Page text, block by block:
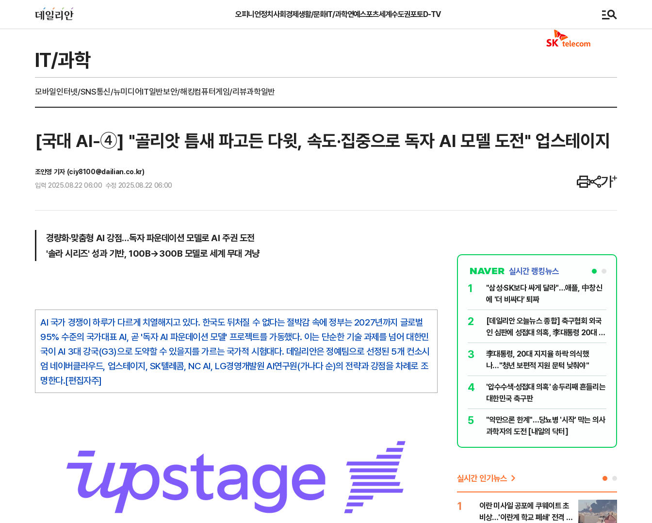
오피니언정치사회경제생활/문화IT/과학연예스포츠세계수도권포토D-TV
IT/과학
모바일인터넷/SNS통신/뉴미디어IT일반보안/해킹컴퓨터게임/리뷰과학일반
[국대 AI-④] "골리앗 틈새 파고든 다윗, 속도·집중으로 독자 AI 모델 도전" 업스테이지
조인영 기자 (ciy8100@dailian.co.kr)
입력 2025.08.22 06:00 수정 2025.08.22 06:00
경량화·맞춤형 AI 강점…독자 파운데이션 모델로 AI 주권 도전
'솔라 시리즈' 성과 기반, 100B→300B 모델로 세계 무대 겨냥
AI 국가 경쟁이 하루가 다르게 치열해지고 있다. 한국도 뒤처질 수 없다는 절박감 속에 정부는 2027년까지 글로벌
95% 수준의 국가대표 AI, 곧 '독자 AI 파운데이션 모델' 프로젝트를 가동했다. 이는 단순한 기술 과제를 넘어 대한민
국이 AI 3대 강국(G3)으로 도약할 수 있을지를 가르는 국가적 시험대다. 데일리안은 정예팀으로 선정된 5개 컨소시
엄 네이버클라우드, 업스테이지, SK텔레콤, NC AI, LG경영개발원 AI연구원(가나다 순)의 전략과 강점을 차례로 조
명한다.[편집자주]
실시간 랭킹뉴스
1
"삼성·SK보다 싸게 달라"…애플, 中창신
에 '더 비싸다' 퇴짜
2
[데일리안 오늘뉴스 종합] 축구협회 외국
인 심판에 성접대 의혹, 李대통령 20대 지
지율 하락 의식했나, 삼전닉스 올인은 금
물, SK하이닉스 프리마켓 시초가 논란 재
점화, 김민석 "과반 승리 가능성 99%" 등
3
李대통령, 20대 지지율 하락 의식했
나…"청년 보편적 지원 문턱 낮춰야"
4
'압수수색·성접대 의혹' 송두리째 흔들리는
대한민국 축구판
5
"약만으론 한계"…당뇨병 '시작' 막는 의사
과학자의 도전 [내일의 닥터]
실시간 인기뉴스
1
이란 미사일 공포에 쿠웨이트 초
비상…'이란계 학교 폐쇄' 전격 명